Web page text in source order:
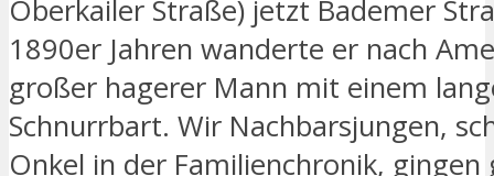
Oberkailer Straße) jetzt Bademer
1890er Jahren wanderte er nach
großer hagerer Mann mit einem
Schnurrbart. Wir Nachbarsjungen,
Onkel in der Familienchronik,